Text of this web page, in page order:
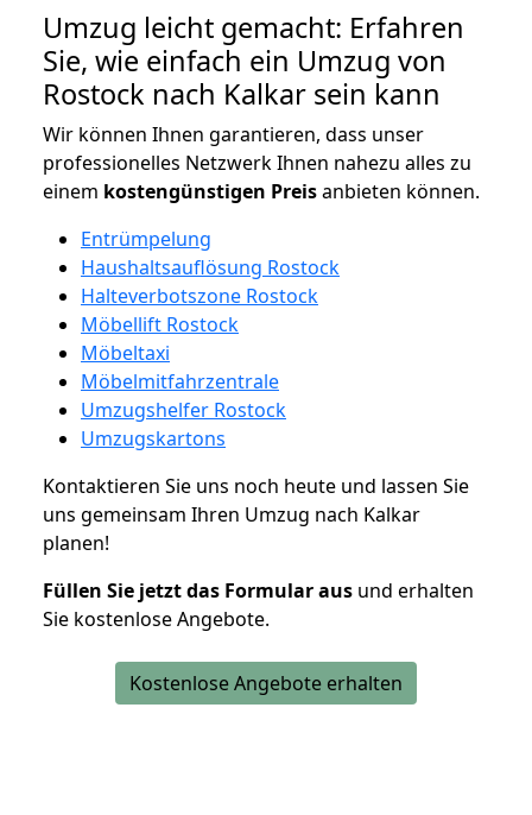
Umzug leicht gemacht: Erfahren
Sie, wie einfach ein Umzug von
Rostock nach Kalkar sein kann
Wir können Ihnen garantieren, dass unser
professionelles Netzwerk Ihnen nahezu alles zu
einem kostengünstigen Preisanbieten können.
Entrümpelung
Haushaltsauflösung Rostock
Halteverbotszone Rostock
Möbellift Rostock
Möbeltaxi
Möbelmitfahrzentrale
Umzugshelfer Rostock
Umzugskartons
Kontaktieren Sie uns noch heute und lassen Sie
uns gemeinsam Ihren Umzug nach Kalkar
planen!
Füllen Sie jetzt das Formular aus und erhalten
Sie kostenlose Angebote.
Kostenlose Angebote erhalten